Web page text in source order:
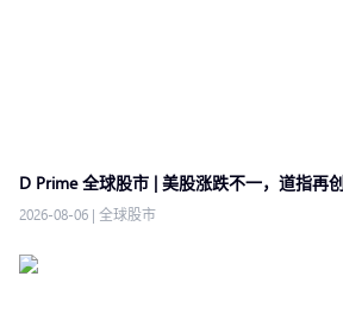
D Prime 全球股市 | 美股涨跌不一，道指再
2026-08-06 | 全球股市